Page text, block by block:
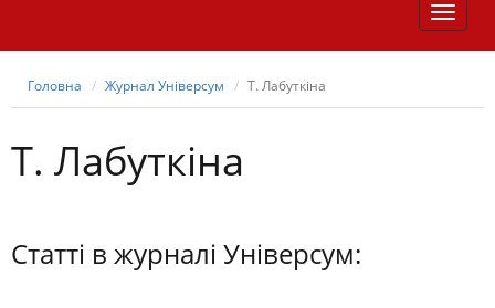
TOGGLE
Головна Журнал Універсум Т. Лабуткіна
Т. Лабуткіна
Статті в журналі Універсум: